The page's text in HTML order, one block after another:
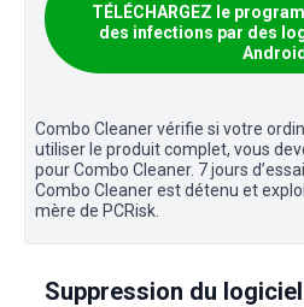
TÉLÉCHARGEZ le
des infections par des
Android
Combo Cleaner vérifie si votre
utiliser le produit complet, vous
pour Combo Cleaner. 7 jours
Combo Cleaner est détenu et
mère de PCRisk.
Suppression du